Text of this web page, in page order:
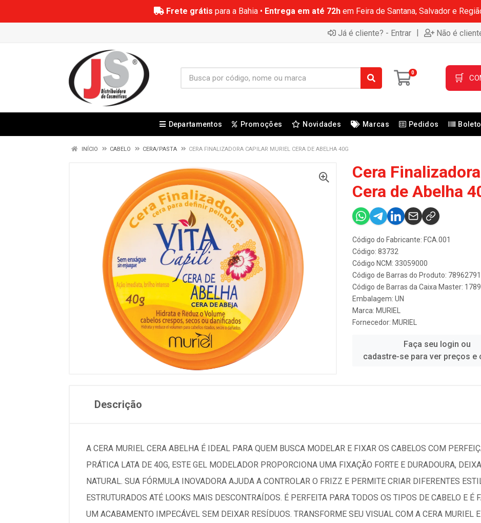
Frete grátis para a Bahia • Entrega em até 72hem Feira de Santana, Salvador e
Já é cliente? - Entrar | Não é
0 🛒
Departamentos Promoções Novidades Marcas Pedidos
INÍCIO CABELO CERA/PASTA CERA FINALIZADORA CAPILAR MURIEL CERA DE ABELHA 40G
Cera
Cera de Abelha
Código do Fabricante: FCA.001
Código: 83732
Código NCM: 33059000
Código de Barras do Produto:
Código de Barras da Caixa Master:
Embalagem: UN
Marca: MURIEL
Fornecedor: MURIEL
Faça seu login ou
cadastre-se para ver preços e
Descrição
A CERA MURIEL CERA ABELHA É IDEAL PARA QUEM BUSCA MODELAR E FIXAR OS CABELOS COM
PRÁTICA LATA DE 40G, ESTE GEL MODELADOR PROPORCIONA UMA FIXAÇÃO FORTE E DURADOURA,
NATURAL. SUA FÓRMULA INOVADORA AJUDA A CONTROLAR O FRIZZ E PERMITE CRIAR DIFERENTES
ESTRUTURADOS ATÉ LOOKS MAIS DESCONTRAÍDOS. É PERFEITA PARA TODOS OS TIPOS DE CABELO E É
UM ACABAMENTO IMPECÁVEL SEM DEIXAR RESÍDUOS. TRANSFORME SEU VISUAL COM A CERA MURIEL